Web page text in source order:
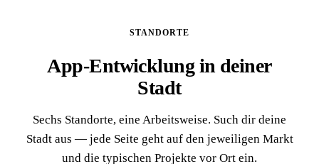
STANDORTE
App-Entwicklung in deiner
Stadt
Sechs Standorte, eine Arbeitsweise. Such dir deine
Stadt aus — jede Seite geht auf den jeweiligen Markt
und die typischen Projekte vor Ort ein.